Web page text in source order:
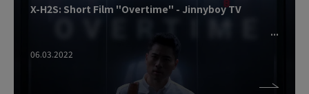
X-H2S: Short Film "Overtime" - Jinnyboy TV
06.03.2022